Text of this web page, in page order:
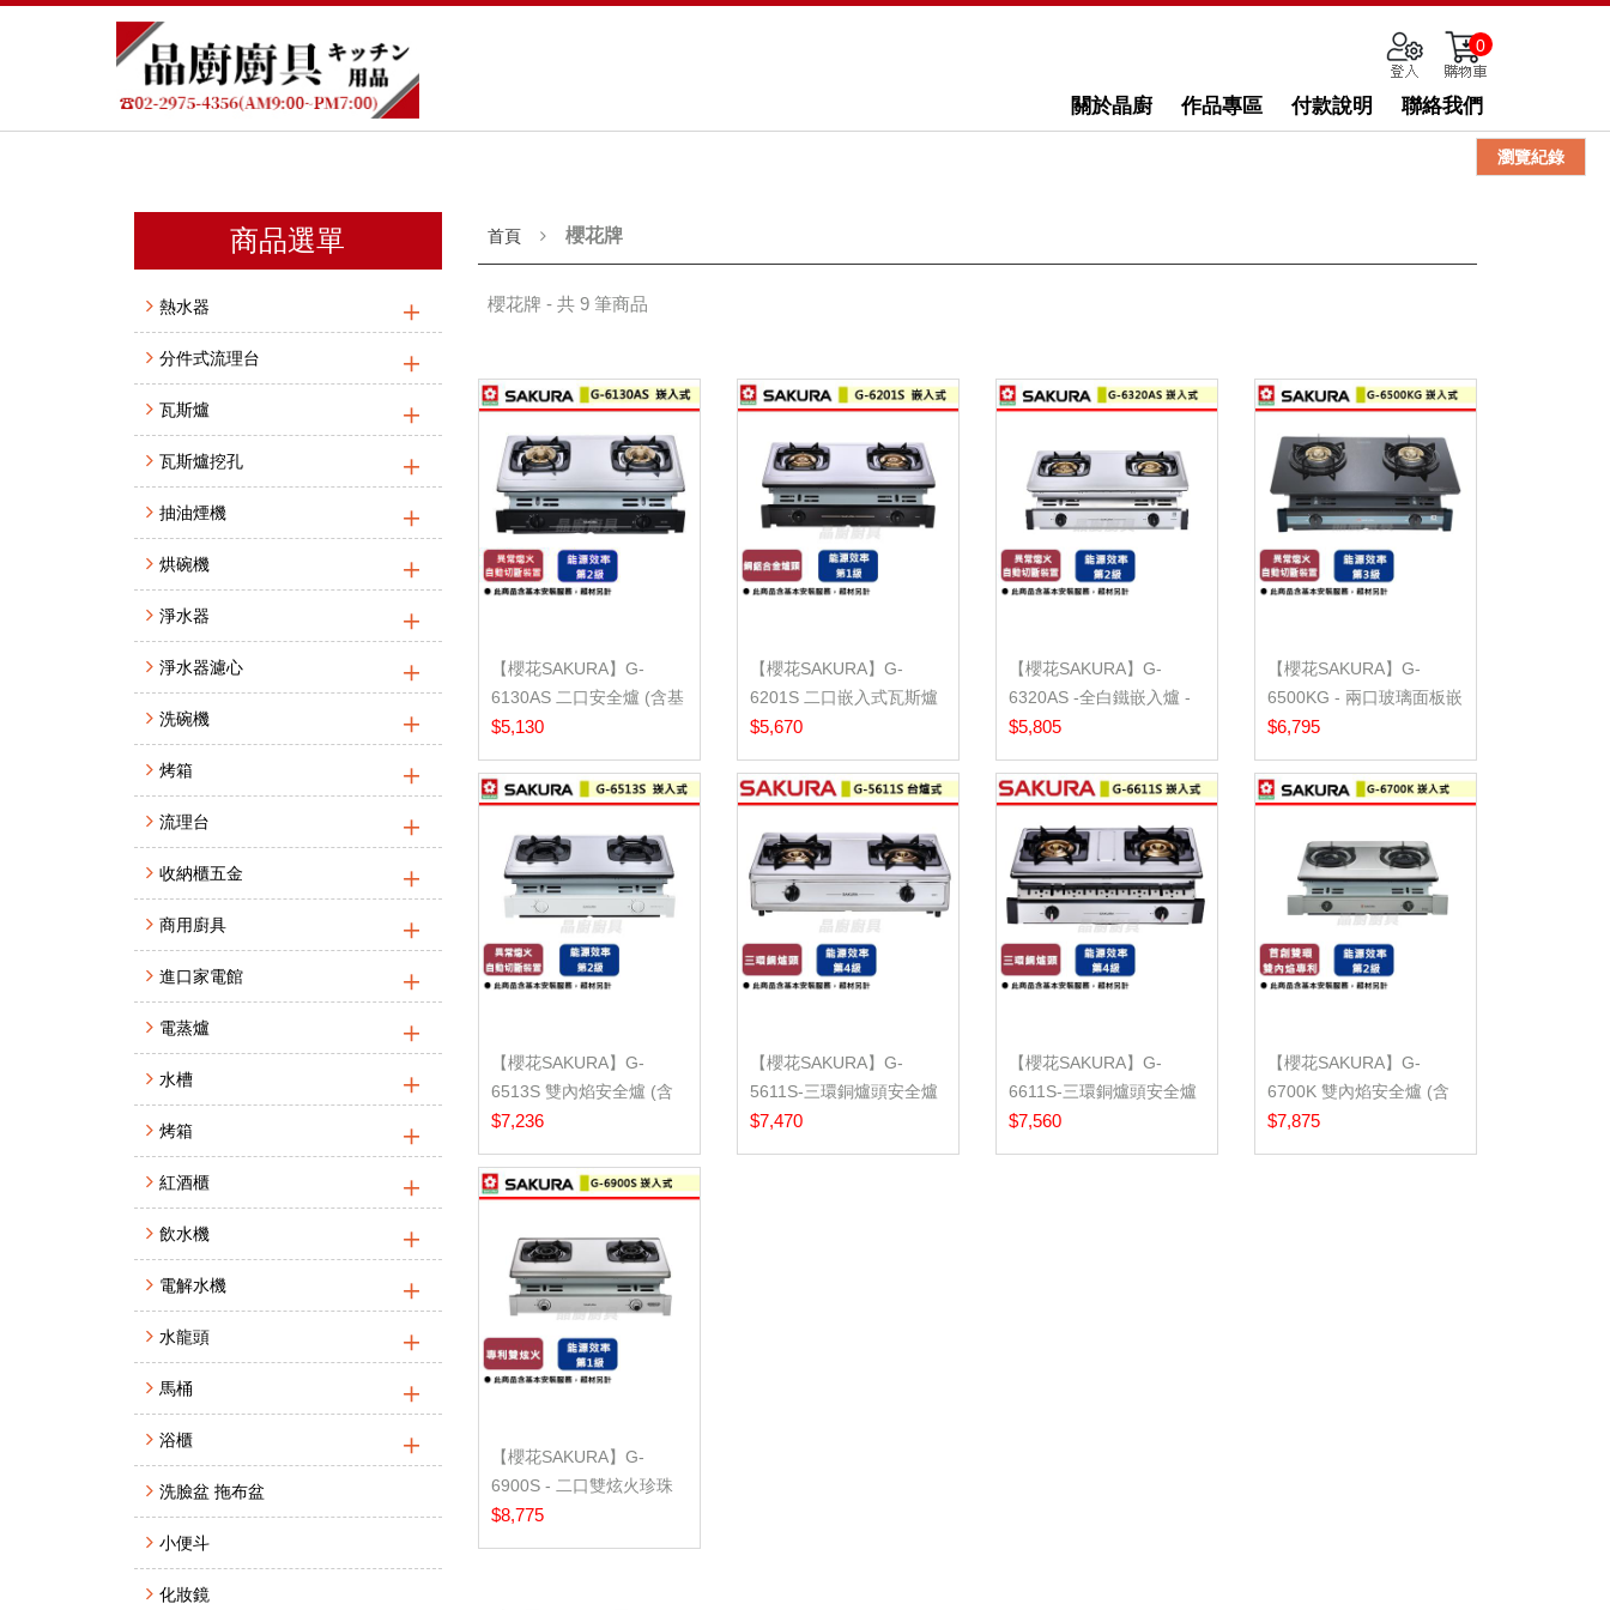
關於晶廚 作品專區 付款說明 聯絡我們
0
商品選單
熱水器
分件式流理台
瓦斯爐
瓦斯爐挖孔
抽油煙機
烘碗機
淨水器
淨水器濾心
洗碗機
烤箱
流理台
收納櫃五金
商用廚具
進口家電館
電蒸爐
水槽
烤箱
紅酒櫃
飲水機
電解水機
水龍頭
馬桶
浴櫃
洗臉盆 拖布盆
小便斗
化妝鏡
首頁 櫻花牌
櫻花牌 - 共 9 筆商品
【櫻花SAKURA】G-
6130AS 二口安全爐 (含基
本安裝服務)
$5,130
【櫻花SAKURA】G-
6201S 二口嵌入式瓦斯爐
(含基本安裝...
$5,670
【櫻花SAKURA】G-
6320AS -全白鐵嵌入爐 -
(含基本安裝...
$5,805
【櫻花SAKURA】G-
6500KG - 兩口玻璃面板嵌
入爐 - (含基...
$6,795
【櫻花SAKURA】G-
6513S 雙內焰安全爐 (含
基本安裝服務...
$7,236
【櫻花SAKURA】G-
5611S-三環銅爐頭安全爐
(含基本安裝...
$7,470
【櫻花SAKURA】G-
6611S-三環銅爐頭安全爐
(含基本安裝...
$7,560
【櫻花SAKURA】G-
6700K 雙內焰安全爐 (含
基本安裝服務...
$7,875
【櫻花SAKURA】G-
6900S - 二口雙炫火珍珠
壓紋嵌入爐 -...
$8,775
瀏覽紀錄